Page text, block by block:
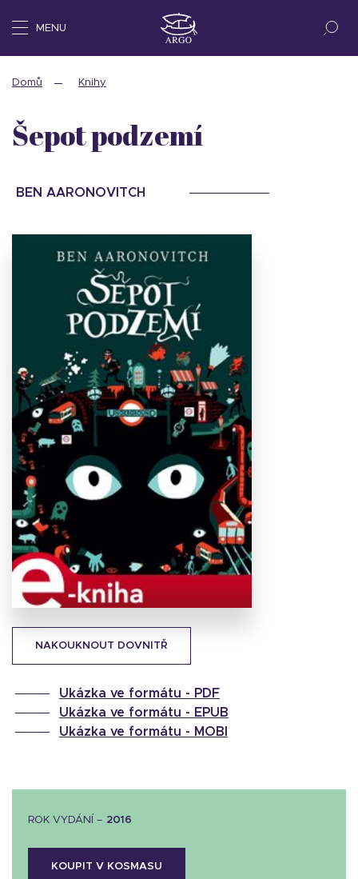
MENU
Domů Knihy
NAKOUKNOUT DOVNITŘ
Ukázka ve formátu - PDF
Ukázka ve formátu - EPUB
Ukázka ve formátu - MOBI
Šepot podzemí
BEN AARONOVITCH
ROK VYDÁNÍ – 2016
KOUPIT V KOSMASU